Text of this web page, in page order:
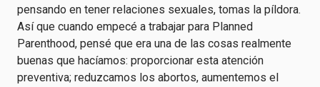
pensando en tener relaciones sexuales, tomas la píldora.
Así que cuando empecé a trabajar para Planned
Parenthood, pensé que era una de las cosas realmente
buenas que hacíamos: proporcionar esta atención
preventiva; reduzcamos los abortos, aumentemos el